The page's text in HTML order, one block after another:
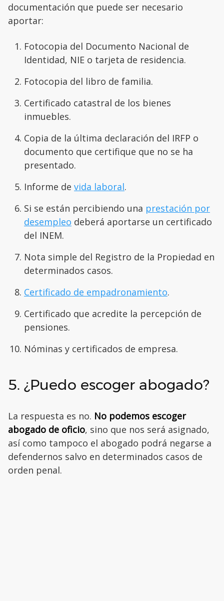
documentación que puede ser necesario
aportar:
Fotocopia del Documento Nacional de
Identidad, NIE o tarjeta de residencia.
Fotocopia del libro de familia.
Certificado catastral de los bienes
inmuebles.
Copia de la última declaración del IRFP o
documento que certifique que no se ha
presentado.
Informe de vida laboral.
Si se están percibiendo una prestación por
desempleo deberá aportarse un certificado
del INEM.
Nota simple del Registro de la Propiedad en
determinados casos.
Certificado de empadronamiento.
Certificado que acredite la percepción de
pensiones.
Nóminas y certificados de empresa.
5. ¿Puedo escoger abogado?
La respuesta es no. No podemos escoger
abogado de oficio, sino que nos será asignado,
así como tampoco el abogado podrá negarse a
defendernos salvo en determinados casos de
orden penal.